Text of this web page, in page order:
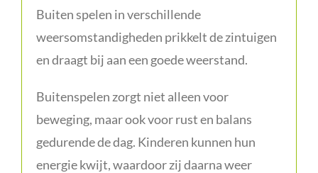
Buiten spelen in verschillende
weersomstandigheden prikkelt de zintuigen
en draagt bij aan een goede weerstand.
Buitenspelen zorgt niet alleen voor
beweging, maar ook voor rust en balans
gedurende de dag. Kinderen kunnen hun
energie kwijt, waardoor zij daarna weer